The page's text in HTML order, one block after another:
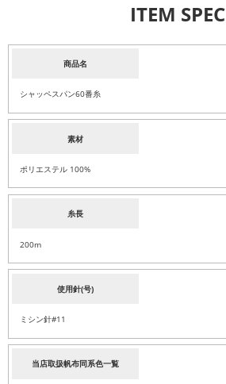
ITEM SPEC
商品名
シャッペスパン60番糸
素材
ポリエステル 100%
糸長
200m
使用針(号)
ミシン針#11
当店取扱帆布同系色一覧